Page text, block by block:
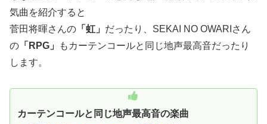
気曲を紹介すると
菅田将暉さんの 「虹」 だったり、SEKAI NO OWARIさん
の 「RPG」
もカーテンコールと同じ地声最高音だったり
します。
カーテンコールと同じ地声最高音の楽曲